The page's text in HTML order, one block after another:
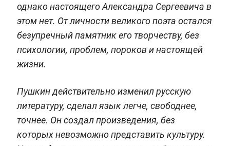
однако настоящего Александра Сергеевича в
этом нет. От личности великого поэта остался
безупречный памятник его творчеству, без
психологии, проблем, пороков и настоящей
жизни.
Пушкин действительно изменил русскую
литературу, сделал язык легче, свободнее,
точнее. Он создал произведения, без
которых невозможно представить культуру.